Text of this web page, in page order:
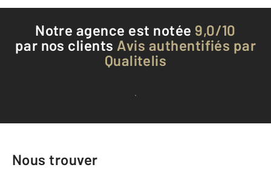
Notre agence est notée 9,0/10
par nos clients Avis authentifiés par
Qualitelis
Voir tous les avis clients
Nous trouver